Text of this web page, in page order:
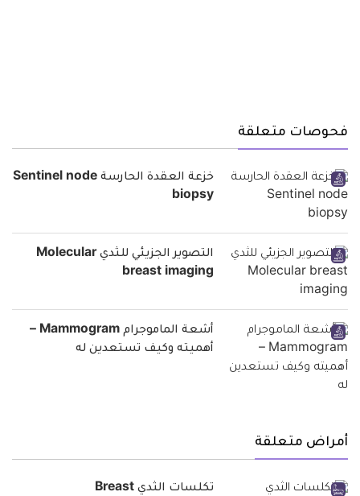
فحوصات متعلقة
خزعة العقدة الحارسة Sentinel node
biopsy
التصوير الجزيئي للثدي Molecular
breast imaging
أشعة الماموجرام Mammogram –
أهميته وكيف تستعدين له
أمراض متعلقة
تكلسات الثدي Breast